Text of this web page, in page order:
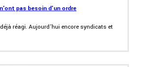
pas besoin d'un ordre
déjà réagi. Aujourd’hui encore syndicats et